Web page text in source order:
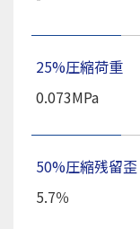
25%圧縮荷重
0.073MPa
50%圧縮残留歪
5.7％